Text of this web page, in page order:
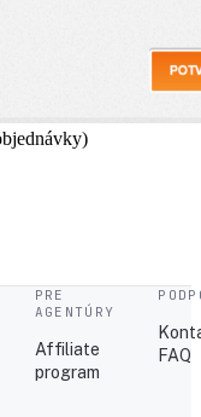
PRE
AGENTÚRY
Affiliate
program
FAQ